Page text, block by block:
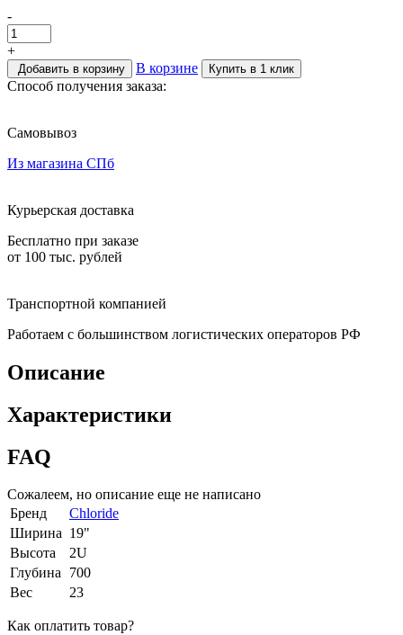
-
+
Добавить в корзину В корзине Купить в 1 клик
Способ получения заказа:
Самовывоз
Из магазина СПб
Курьерская доставка
Бесплатно при заказе
от 100 тыс. рублей
Транспортной компанией
Работаем с большинством логистических операторов РФ
Описание
Характеристики
FAQ
Сожалеем, но описание еще не написано
Бренд
Chloride
Ширина 19"
Высота
2U
Глубина 700
Вес
23
Как оплатить товар?